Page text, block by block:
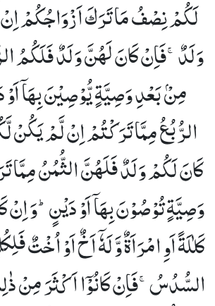
لَكُمْ نِصْفُ مَا تَرَكَ اَزْوَاجُكُمْ
وَلَدٌۚ-فَاِنْ كَانَ لَهُنَّ وَلَدٌ فَلَكُمُ
مِنْۢ بَعْدِ وَصِیَّةٍ یُّوْصِیْنَ بِهَاۤ
الرُّبُعُ مِمَّا تَرَكْتُمْ اِنْ لَّمْ
كَانَ لَكُمْ وَلَدٌ فَلَهُنَّ الثُّمُنُ
وَصِیَّةٍ تُوْصُوْنَ بِهَاۤ اَوْ دَیْنٍؕ-وَ
كَلٰلَةً اَوِ امْرَاَةٌ وَّ لَهٗۤ اَخٌ اَوْ اُخْتٌ
السُّدُسُۚ-فَاِنْ كَانُوْۤا اَكْثَرَ مِنْ